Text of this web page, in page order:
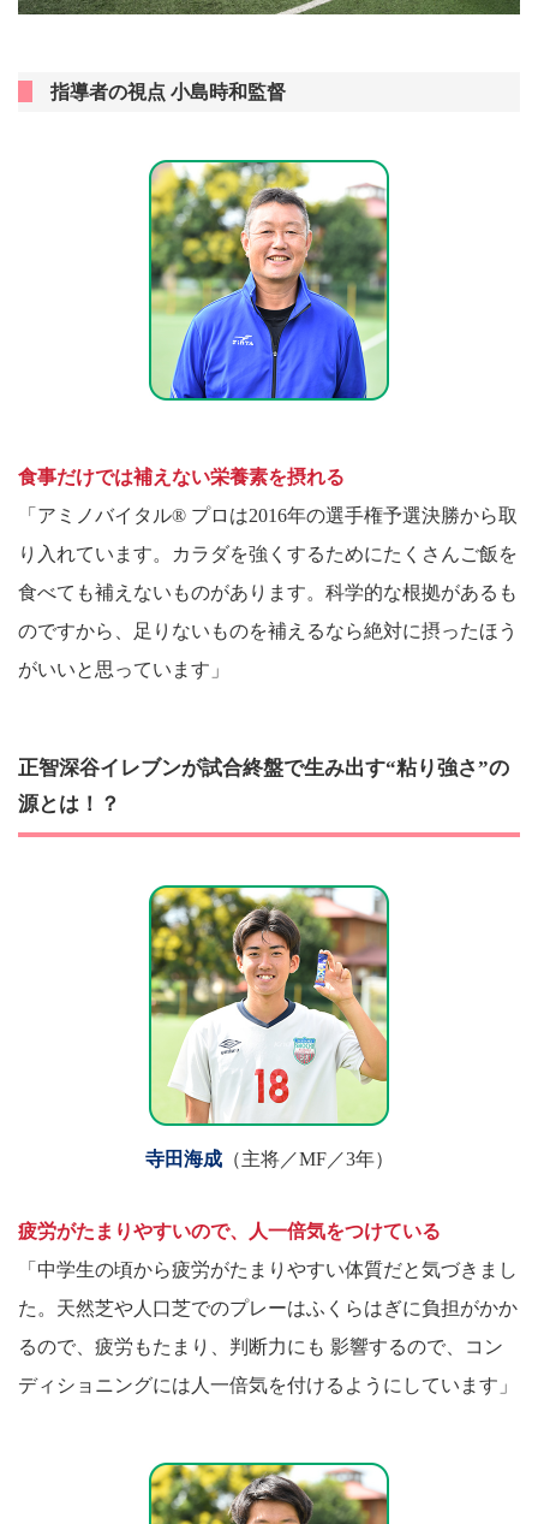
指導者の視点 小島時和監督
食事だけでは補えない栄養素を摂れる
「アミノバイタル® プロは2016年の選手権予選決勝から取
り入れています。カラダを強くするためにたくさんご飯を
食べても補えないものがあります。科学的な根拠があるも
のですから、足りないものを補えるなら絶対に摂ったほう
がいいと思っています」
正智深谷イレブンが試合終盤で生み出す“粘り強さ”の
源とは！？
寺田海成（主将／MF／3年）
疲労がたまりやすいので、人一倍気をつけている
「中学生の頃から疲労がたまりやすい体質だと気づきまし
た。天然芝や人口芝でのプレーはふくらはぎに負担がかか
るので、疲労もたまり、判断力にも 影響するので、コン
ディショニングには人一倍気を付けるようにしています」